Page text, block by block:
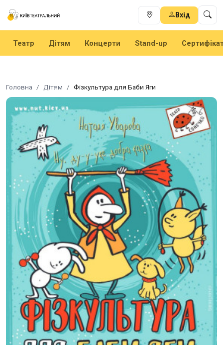
Вхід
Театр Дітям Концерти Stand-up
Головна Дітям Фізкультура для Баби Яги